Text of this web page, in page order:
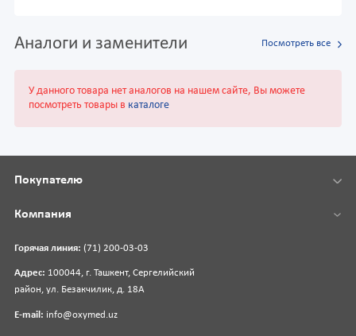
Аналоги и заменители Посмотреть все
У данного товара нет аналогов на нашем сайте, Вы можете
посмотреть товары в каталоге
Горячая линия: (71) 200-03-03
Адрес: 100044, г. Ташкент, Сергелийский
район, ул. Безакчилик, д. 18А
E-mail: info@oxymed.uz
Покупателю
Компания